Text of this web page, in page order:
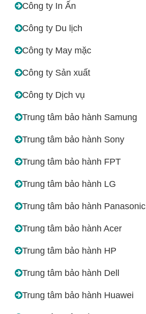
Công ty In Ấn
Công ty Du lịch
Công ty May mặc
Công ty Sản xuất
Công ty Dịch vụ
Trung tâm bảo hành Samung
Trung tâm bảo hành Sony
Trung tâm bảo hành FPT
Trung tâm bảo hành LG
Trung tâm bảo hành Panasonic
Trung tâm bảo hành Acer
Trung tâm bảo hành HP
Trung tâm bảo hành Dell
Trung tâm bảo hành Huawei